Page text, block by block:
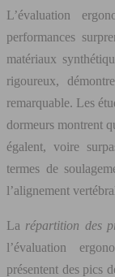
L’évaluation
performances
matériaux
rigoureux,
remarquable. Les
dormeurs montrent
égalent, voire
termes de
l’alignement
La répartition des
l’évaluation
présentent des pics